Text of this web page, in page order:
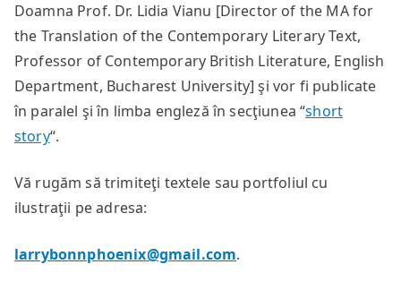
Doamna Prof. Dr. Lidia Vianu [Director of the MA for
the Translation of the Contemporary Literary Text,
Professor of Contemporary British Literature, English
Department, Bucharest University] şi vor fi publicate
în paralel şi în limba engleză în secţiunea “short
story“.
Vă rugăm să trimiteţi textele sau portfoliul cu
ilustraţii pe adresa:
larrybonnphoenix@gmail.com.